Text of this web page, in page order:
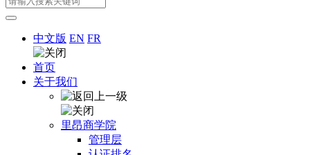
中文版 EN FR
首页
关于我们
里昂商学院
管理层